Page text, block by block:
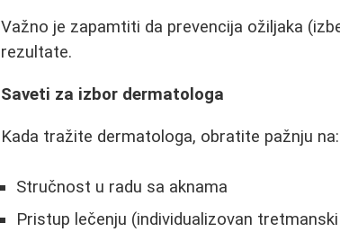
Važno je zapamtiti da prevencija ožiljaka
rezultate.
Saveti za izbor dermatologa
Kada tražite dermatologa, obratite pažnju na:
Stručnost u radu sa aknama
Pristup lečenju (individualizovan